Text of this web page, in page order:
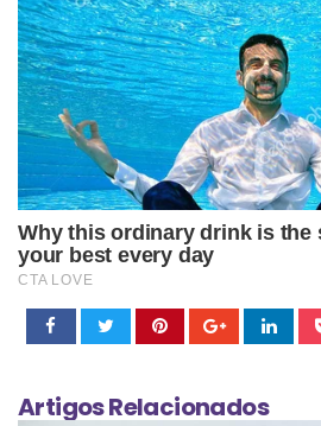
Artigos Relacionados